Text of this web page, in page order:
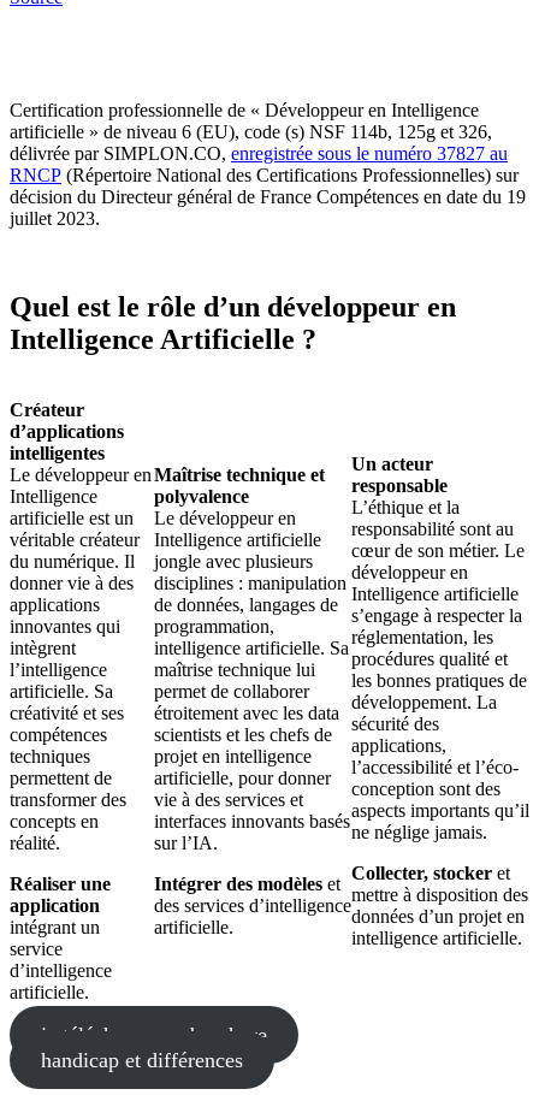
Certification professionnelle de « Développeur en Intelligence
artificielle » de niveau 6 (EU), code (s) NSF 114b, 125g et 326,
délivrée par SIMPLON.CO, enregistrée sous le numéro 37827 au
RNCP (Répertoire National des Certifications Professionnelles) sur
décision du Directeur général de France Compétences en date du 19
juillet 2023.
Quel est le rôle d’un développeur en
Intelligence Artificielle ?
Créateur
d’applications
intelligentes
Le développeur en
Intelligence
artificielle est un
véritable créateur
du numérique. Il
donner vie à des
applications
innovantes qui
intègrent
l’intelligence
artificielle. Sa
créativité et ses
compétences
techniques
permettent de
transformer des
concepts en
réalité.
Réaliser une
application
intégrant un
service
d’intelligence
artificielle.
Maîtrise technique et
polyvalence
Le développeur en
Intelligence artificielle
jongle avec plusieurs
disciplines : manipulation
de données, langages de
programmation,
intelligence artificielle. Sa
maîtrise technique lui
permet de collaborer
étroitement avec les data
scientists et les chefs de
projet en intelligence
artificielle, pour donner
vie à des services et
interfaces innovants basés
sur l’IA.
Intégrer des modèles et
des services d’intelligence
artificielle.
Un acteur
responsable
L’éthique et la
responsabilité sont au
cœur de son métier. Le
développeur en
Intelligence artificielle
s’engage à respecter la
réglementation, les
procédures qualité et
les bonnes pratiques de
développement. La
sécurité des
applications,
l’accessibilité et l’éco-
conception sont des
aspects importants qu’il
ne néglige jamais.
Collecter, stocker et
mettre à disposition des
données d’un projet en
intelligence artificielle.
je télécharge ma brochure
handicap et différences